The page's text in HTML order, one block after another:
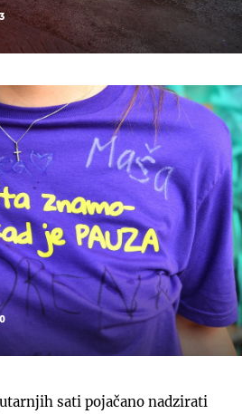
sati pojačano nadzirati